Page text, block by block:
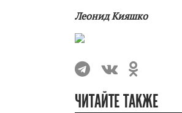
Леонид Кияшко
ЧИТАЙТЕ ТАКЖЕ